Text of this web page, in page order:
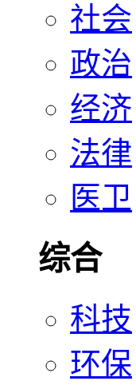
社会
政治
经济
法律
医卫
综合
科技
环保